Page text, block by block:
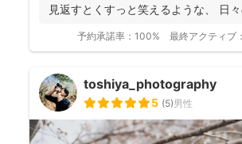
見返すとくすっと笑えるような、 日
予約承諾率： 100% 最終アクティブ：
toshiya_photography
5 (5)男性